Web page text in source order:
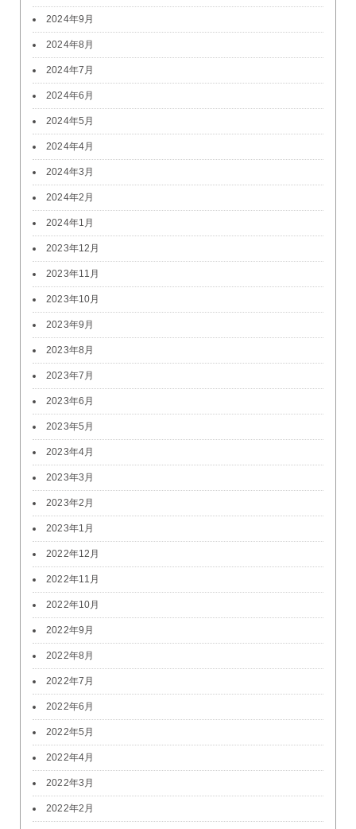
2024年9月
2024年8月
2024年7月
2024年6月
2024年5月
2024年4月
2024年3月
2024年2月
2024年1月
2023年12月
2023年11月
2023年10月
2023年9月
2023年8月
2023年7月
2023年6月
2023年5月
2023年4月
2023年3月
2023年2月
2023年1月
2022年12月
2022年11月
2022年10月
2022年9月
2022年8月
2022年7月
2022年6月
2022年5月
2022年4月
2022年3月
2022年2月